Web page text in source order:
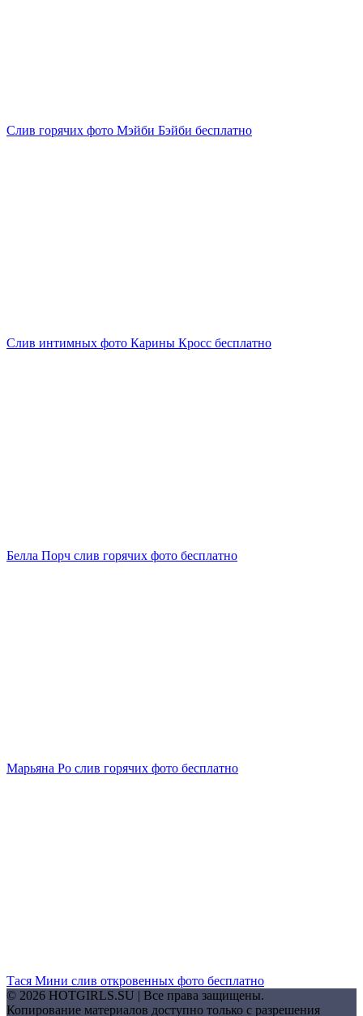
Слив горячих фото Мэйби Бэйби бесплатно
Слив интимных фото Карины Кросс бесплатно
Белла Порч слив горячих фото бесплатно
Марьяна Ро слив горячих фото бесплатно
Тася Мини слив откровенных фото бесплатно
© 2026 HOTGIRLS.SU | Все права защищены.
Копирование материалов доступно только с разрешения